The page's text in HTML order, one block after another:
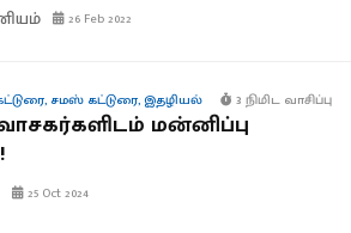
26 Feb 2022
, சமஸ் கட்டுரை, இதழியல் 3 நிமிட வாசிப்பு
மன்னிப்பு
25 Oct 2024